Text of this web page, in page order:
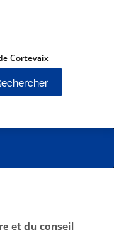
Cortevaix
et du conseil